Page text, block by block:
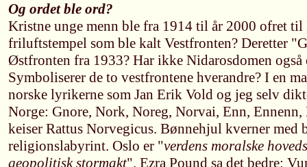
Og ordet ble ord?
Kristne unge menn ble fra 1914 til år 2000 ofret
friluftstempel som ble kalt Vestfronten? Deretter
Østfronten fra 1933? Har ikke Nidarosdomen også
Symboliserer de to vestfrontene hverandre? I en
norske lyrikerne som Jan Erik Vold og jeg selv
Norge: Gnore, Nork, Noreg, Norvai, Enn,
keiser Rattus Norvegicus. Bønnehjul kverner med
religionslabyrint. Oslo er "verdens moralske
geopolitisk stormakt". Ezra Pound sa det bedre: